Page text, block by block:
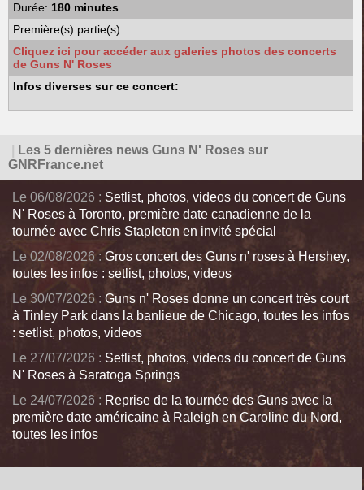
Durée: 180 minutes
Première(s) partie(s) :
Cliquez ici pour accéder aux galeries photos des concerts
de Guns N' Roses
Infos diverses sur ce concert:
Les 5 dernières news Guns N' Roses sur
GNRFrance.net
Le 06/08/2026 : Setlist, photos, videos du concert de Guns
N' Roses à Toronto, première date canadienne de la
tournée avec Chris Stapleton en invité spécial
Le 02/08/2026 : Gros concert des Guns n' roses à Hershey,
toutes les infos : setlist, photos, videos
Le 30/07/2026 : Guns n' Roses donne un concert très court
à Tinley Park dans la banlieue de Chicago, toutes les infos
: setlist, photos, videos
Le 27/07/2026 : Setlist, photos, videos du concert de Guns
N' Roses à Saratoga Springs
Le 24/07/2026 : Reprise de la tournée des Guns avec la
première date américaine à Raleigh en Caroline du Nord,
toutes les infos